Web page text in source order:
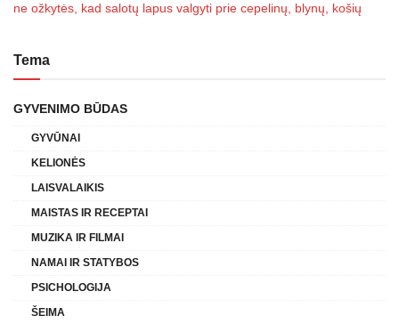
ne ožkytės, kad salotų lapus valgyti prie cepelinų, blynų, košių
Tema
GYVENIMO BŪDAS
GYVŪNAI
KELIONĖS
LAISVALAIKIS
MAISTAS IR RECEPTAI
MUZIKA IR FILMAI
NAMAI IR STATYBOS
PSICHOLOGIJA
ŠEIMA